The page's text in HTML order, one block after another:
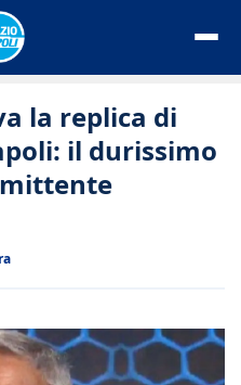
la replica di
il durissimo